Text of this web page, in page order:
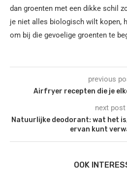
dan groenten met een dikke schil
je niet alles biologisch wilt kopen,
om bij die gevoelige groenten te
previous
Airfryer recepten die je
next post
Natuurlijke deodorant: wat het
ervan kunt
OOK